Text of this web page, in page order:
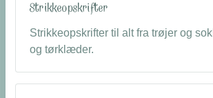
Strikkeopskrifter
Strikkeopskrifter til alt fra trøjer og
og tørklæder.